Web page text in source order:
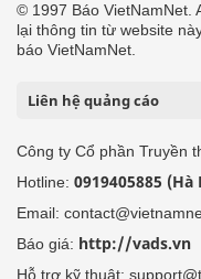
© 1997 Báo VietNamNet.
lại thông tin từ website
báo VietNamNet.
Liên hệ quảng cáo
Công ty Cổ phần Truyền
Hotline: 0919405885 (Hà
Email:
Báo giá: http://vads.vn
Hỗ trợ kỹ thuật: